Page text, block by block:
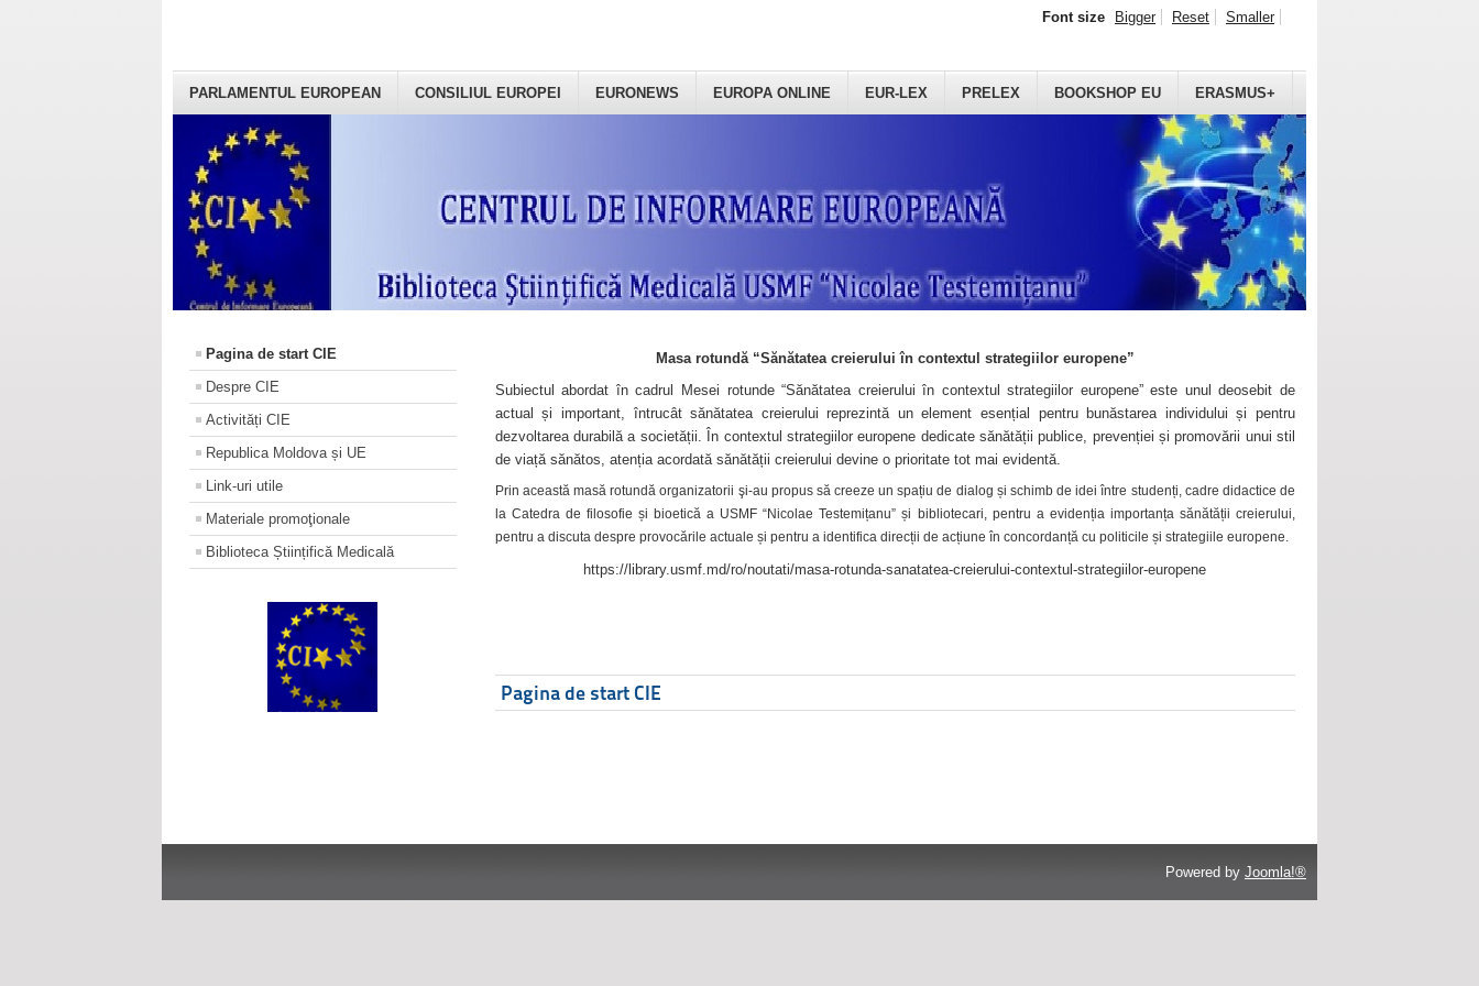
PARLAMENTUL EUROPEAN CONSILIUL EUROPEI EURONEWS EUROPA ONLINE EUR-LEX PRELEX BOOKSHOP EU ERASMUS+
Font size Bigger Reset Smaller
Pagina de start CIE
Despre CIE
Activități CIE
Republica Moldova și UE
Link-uri utile
Materiale promoţionale
Biblioteca Științifică Medicală
Masa rotundă “Sănătatea creierului în contextul strategiilor europene”
Subiectul abordat în cadrul Mesei rotunde “Sănătatea creierului în contextul strategiilor europene” este unul deosebit de
actual și important, întrucât sănătatea creierului reprezintă un element esențial pentru bunăstarea individului și pentru
dezvoltarea durabilă a societății. În contextul strategiilor europene dedicate sănătății publice, prevenției și promovării unui stil
de viață sănătos, atenția acordată sănătății creierului devine o prioritate tot mai evidentă.
Prin această masă rotundă organizatorii şi-au propus să creeze un spațiu de dialog și schimb de idei între studenți, cadre didactice de
la Catedra de filosofie și bioetică a USMF “Nicolae Testemițanu” și bibliotecari, pentru a evidenția importanța sănătății creierului,
pentru a discuta despre provocările actuale și pentru a identifica direcții de acțiune în concordanță cu politicile și strategiile europene.
https://library.usmf.md/ro/noutati/masa-rotunda-sanatatea-creierului-contextul-strategiilor-europene
Pagina de start CIE
Powered by Joomla!®